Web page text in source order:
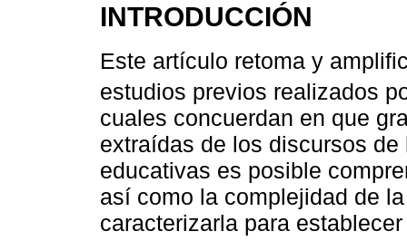
INTRODUCCIÓN
Este artículo retoma y
estudios previos realizados
cuales concuerdan en que
extraídas de los discursos
educativas es posible
así como la complejidad de
caracterizarla para